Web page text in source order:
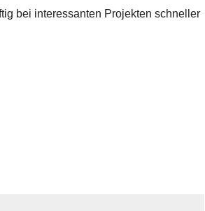
bei interessanten Projekten schneller